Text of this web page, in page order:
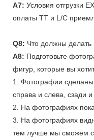
A7: Условия отгрузки
оплаты TT и L/C
Q8: Что должны делать
A8: Подготовьте
фигур, которые вы
1. Фотографии сделаны
справа и слева, сзади и
2. На фотографиях
3. На фотографиях
тем лучше мы сможем